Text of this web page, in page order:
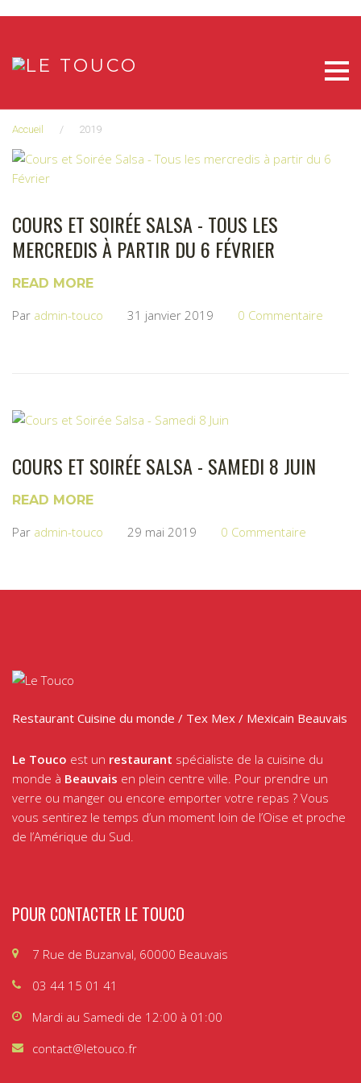
Accueil / 2019
ANNÉE :
2019
COURS ET SOIRÉE SALSA - TOUS LES
MERCREDIS À PARTIR DU 6 FÉVRIER
READ MORE
Par admin-touco 31 janvier 2019 0 Commentaire
COURS ET SOIRÉE SALSA - SAMEDI 8 JUIN
READ MORE
Par admin-touco 29 mai 2019 0 Commentaire
Restaurant Cuisine du monde / Tex Mex / Mexicain Beauvais
Le Touco est un restaurant spécialiste de la cuisine du
monde à Beauvais en plein centre ville. Pour prendre un
verre ou manger ou encore emporter votre repas ? Vous
vous sentirez le temps d’un moment loin de l’Oise et proche
de l’Amérique du Sud.
POUR CONTACTER LE TOUCO
7 Rue de Buzanval, 60000 Beauvais
03 44 15 01 41
Mardi au Samedi de 12:00 à 01:00
contact@letouco.fr